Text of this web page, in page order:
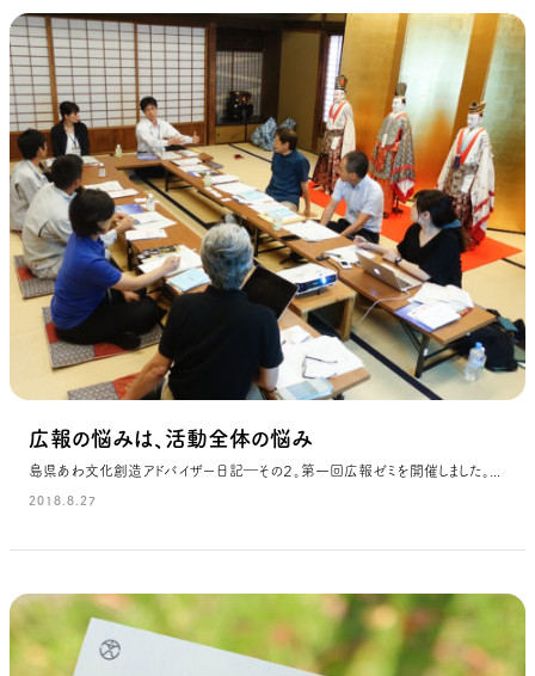
広報の悩みは、活動全体の悩み
島県あわ文化創造アドバイザー日記―その２。第一回広報ゼミを開催しました。...
2018.8.27